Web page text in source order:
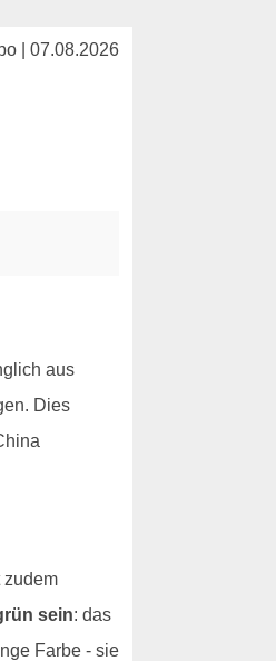
| 07.08.2026
aus
Dies
zudem
sein: das
Farbe - sie